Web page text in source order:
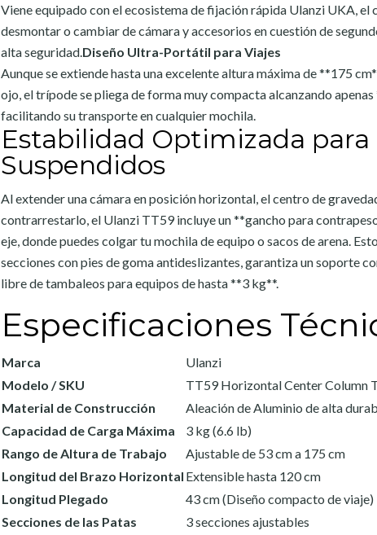
Viene equipado con el ecosistema de fijación rápida Ulanzi UKA, el
desmontar o cambiar de cámara y accesorios en cuestión de
alta seguridad.Diseño Ultra-Portátil para Viajes
Aunque se extiende hasta una excelente altura máxima de **175
ojo, el trípode se pliega de forma muy compacta alcanzando
facilitando su transporte en cualquier mochila.
Estabilidad Optimizada para
Suspendidos
Al extender una cámara en posición horizontal, el centro de
contrarrestarlo, el Ulanzi TT59 incluye un **gancho para
eje, donde puedes colgar tu mochila de equipo o sacos de arena.
secciones con pies de goma antideslizantes, garantiza un soporte
libre de tambaleos para equipos de hasta **3 kg**.
Especificaciones
Marca
Ulanzi
Modelo / SKU
TT59 Horizontal Center Column
Material de Construcción
Aleación de Aluminio de alta
Capacidad de Carga Máxima
3 kg (6.6 lb)
Rango de Altura de Trabajo
Ajustable de 53 cm a 175 cm
Longitud del Brazo Horizontal Extensible hasta 120 cm
Longitud Plegado
43 cm (Diseño compacto de viaje)
Secciones de las Patas
3 secciones ajustables